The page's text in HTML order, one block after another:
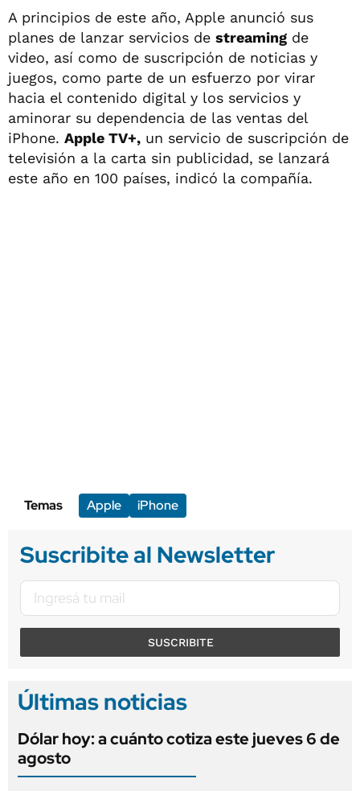
A principios de este año, Apple anunció sus
planes de lanzar servicios de streaming de
video, así como de suscripción de noticias y
juegos, como parte de un esfuerzo por virar
hacia el contenido digital y los servicios y
aminorar su dependencia de las ventas del
iPhone. Apple TV+, un servicio de suscripción de
televisión a la carta sin publicidad, se lanzará
este año en 100 países, indicó la compañía.
Temas Apple iPhone
Suscribite al Newsletter
SUSCRIBITE
Últimas noticias
Dólar hoy: a cuánto cotiza este jueves 6 de
agosto